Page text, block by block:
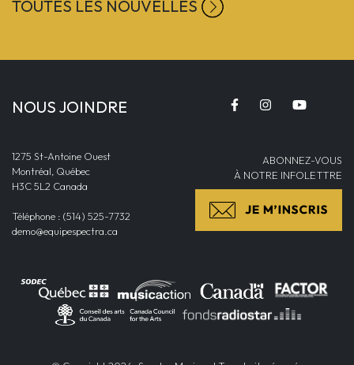
TOUTES LES NOUVELLES
NOUS JOINDRE
1275 St-Antoine Ouest
Montréal, Québec
H3C 5L2 Canada
Téléphone : (514) 525-7732
demo@equipespectra.ca
ABONNEZ-VOUS
À NOTRE INFOLETTRE